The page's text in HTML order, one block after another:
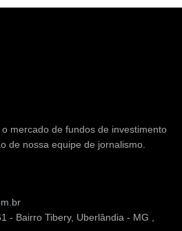
mercado de fundos de investimento
de nossa equipe de jornalismo.
- Bairro Tibery, Uberlândia - MG ,